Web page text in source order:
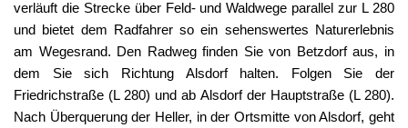
verläuft die Strecke über Feld- und Waldwege parallel zur L 280
und bietet dem Radfahrer so ein sehenswertes Naturerlebnis
am Wegesrand. Den Radweg finden Sie von Betzdorf aus, in
dem Sie sich Richtung Alsdorf halten. Folgen Sie der
Friedrichstraße (L 280) und ab Alsdorf der Hauptstraße (L 280).
Nach Überquerung der Heller, in der Ortsmitte von Alsdorf, geht